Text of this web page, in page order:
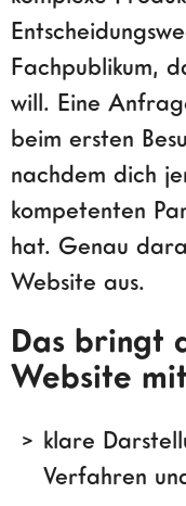
Fachpublikum,
will. Eine
beim ersten
nachdem dich
kompetenten
hat. Genau
Website aus.
Das bringt
Website mit
klare
Verfahren